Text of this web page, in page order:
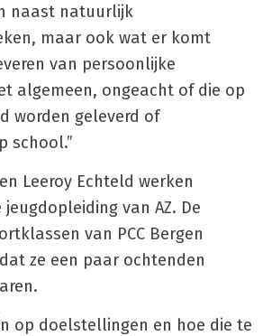
naast natuurlijk
maar ook wat er komt
van persoonlijke
algemeen, ongeacht of die op
worden geleverd of
school.”
Leeroy Echteld werken
van AZ. De
van PCC Bergen
ze een paar ochtenden
op doelstellingen en hoe die te